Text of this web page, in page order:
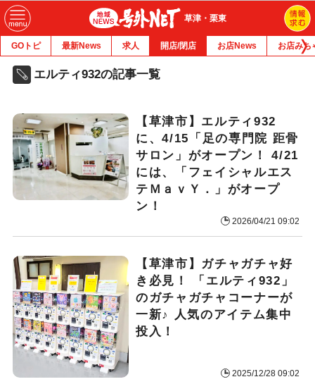
草津・栗東
GOトピ 最新News 求人 開店/閉店 お店News お店みち
エルティ932の記事一覧
【草津市】エルティ932
に、4/15「足の専門院 距骨
サロン」がオープン！ 4/21
には、「フェイシャルエス
テＭａｖＹ．」がオープ
ン！
2026/04/21 09:02
【草津市】ガチャガチャ好
き必見！ 「エルティ932」
のガチャガチャコーナーが
一新♪ 人気のアイテム集中
投入！
2025/12/28 09:02